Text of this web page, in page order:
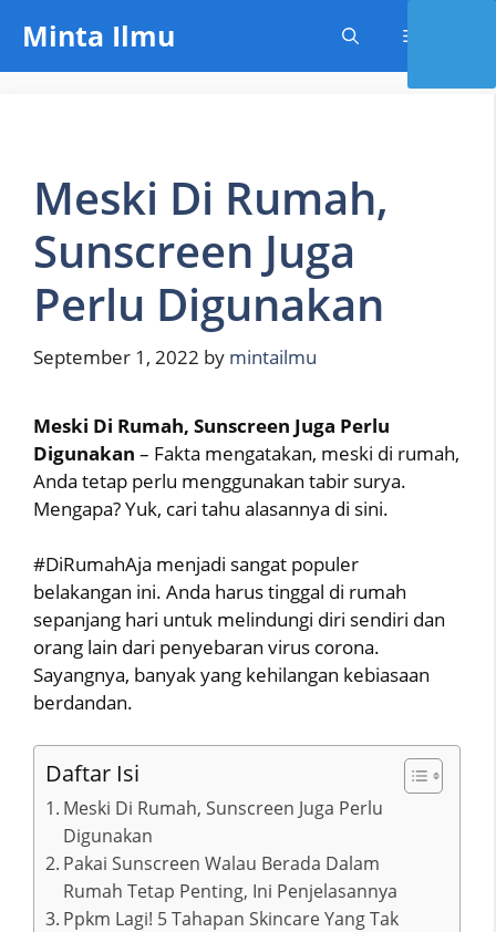
content
Minta Ilmu
Meski Di Rumah,
Sunscreen Juga
Perlu Digunakan
September 1, 2022 by mintailmu
Meski Di Rumah, Sunscreen Juga Perlu
Digunakan – Fakta mengatakan, meski di rumah,
Anda tetap perlu menggunakan tabir surya.
Mengapa? Yuk, cari tahu alasannya di sini.
#DiRumahAja menjadi sangat populer
belakangan ini. Anda harus tinggal di rumah
sepanjang hari untuk melindungi diri sendiri dan
orang lain dari penyebaran virus corona.
Sayangnya, banyak yang kehilangan kebiasaan
berdandan.
Daftar Isi
Meski Di Rumah, Sunscreen Juga Perlu
Digunakan
Pakai Sunscreen Walau Berada Dalam
Rumah Tetap Penting, Ini Penjelasannya
Ppkm Lagi! 5 Tahapan Skincare Yang Tak